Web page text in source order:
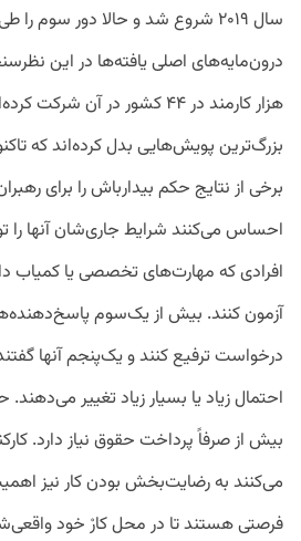
سال ۲۰۱۹ شروع شد و حالا دور سوم
هزار کارمند در ۴۴ کشور در آن
بزرگ‌ترین پویش‌هایی بدل کرده‌اند که
برخی از نتایج حکم بیدارباش را برای
احساس می‌کنند شرایط جاری‌شان آنها را
افرادی که مهارت‌های تخصصی یا کمیاب
آزمون کنند. بیش از یک‌سوم پاسخ‌دهنده‌ها
درخواست ترفیع کنند و یک‌پنجم آنها
‌احتمال زیاد یا بسیار زیاد تغییر
بیش از صرفاً پرداخت حقوق نیاز دارد.
می‌کنند به رضایت‌بخش بودن کار نیز
فرصتی هستند تا در محل کارْ خود